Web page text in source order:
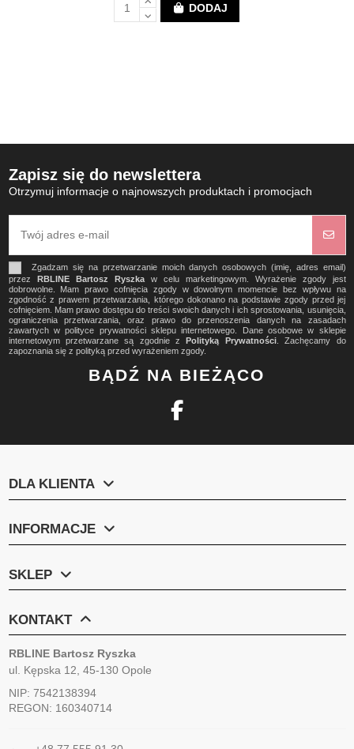
DODAJ
Zapisz się do newslettera
Otrzymuj informacje o najnowszych produktach i promocjach
Zgadzam się na przetwarzanie moich danych osobowych (imię, adres email)
przez
RBLINE Bartosz Ryszkaw celu marketingowym. Wyrażenie zgody jest
dobrowolne. Mam prawo cofnięcia zgody w dowolnym momencie bez wpływu na
zgodność z prawem przetwarzania, którego dokonano na podstawie zgody przed jej
cofnięciem. Mam prawo dostępu do treści swoich danych i ich sprostowania, usunięcia,
ograniczenia przetwarzania, oraz prawo do przenoszenia danych na zasadach
zawartych w polityce prywatności sklepu internetowego. Dane osobowe w sklepie
internetowym przetwarzane są zgodnie z
Polityką Prywatności. Zachęcamy do
zapoznania się z polityką przed wyrażeniem zgody.
BĄDŹ NA BIEŻĄCO
DLA KLIENTA
INFORMACJE
SKLEP
KONTAKT
RBLINE Bartosz Ryszka
ul. Kępska 12, 45-130 Opole
NIP: 7542138394
REGON: 160340714